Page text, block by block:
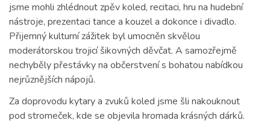
jsme mohli zhlédnout zpěv koled, recitaci, hru na hudební
nástroje, prezentaci tance a kouzel a dokonce i divadlo.
Přijemný kulturní zážitek byl umocněn skvělou
moderátorskou trojicí šikovných děvčat. A samozřejmě
nechyběly přestávky na občerstvení s bohatou nabídkou
nejrůznějších nápojů.
Za doprovodu kytary a zvuků koled jsme šli nakouknout
pod stromeček, kde se objevila hromada krásných dárků.